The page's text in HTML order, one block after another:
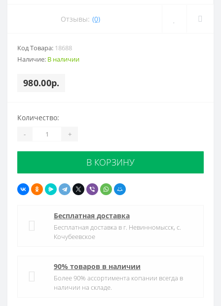
Отзывы: (0)
Код Товара: 18688
Наличие: В наличии
980.00р.
Количество:
- +
В КОРЗИНУ
Бесплатная доставка
Бесплатная доставка в г. Невинномысск, с.
Кочубеевское
90% товаров в наличии
Более 90% ассортимента копании всегда в
наличии на складе.